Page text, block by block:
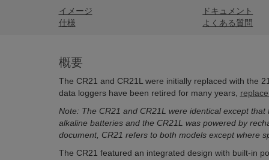
イメージ
仕様
ドキュメント
よくある質問
概要
The CR21 and CR21L were initially replaced with the
data loggers have been retired for many years,
Note: The CR21 and CR21L were identical except
alkaline batteries and the CR21L was powered by
document, CR21 refers to both models except where
The CR21 featured an integrated design with built-in